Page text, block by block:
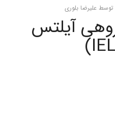
توسط علیرضا بلوری
آیلتس